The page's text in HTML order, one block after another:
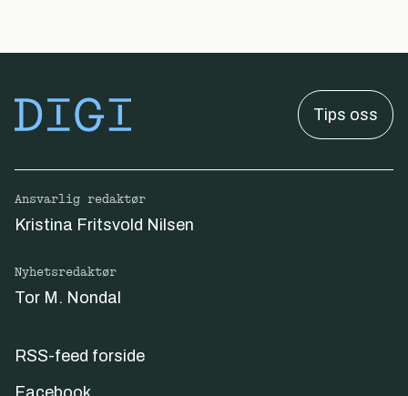
Tips oss
Ansvarlig redaktør
Kristina Fritsvold Nilsen
Nyhetsredaktør
Tor M. Nondal
RSS-feed forside
Facebook